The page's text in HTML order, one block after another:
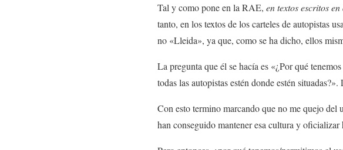
Tal y como pone en la RAE, en textos escritos
tanto, en los textos de los carteles de autopistas
no «Lleida», ya que, como se ha dicho, ellos
La pregunta que él se hacía es «¿Por qué
todas las autopistas estén donde estén
Con esto termino marcando que no me quejo del
han conseguido mantener esa cultura y